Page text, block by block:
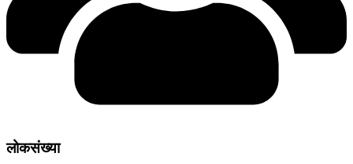
लोकसंख्या